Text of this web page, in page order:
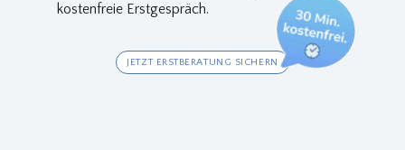
kostenfreie Erstgespräch.
JETZT ERSTBERATUNG SICHERN